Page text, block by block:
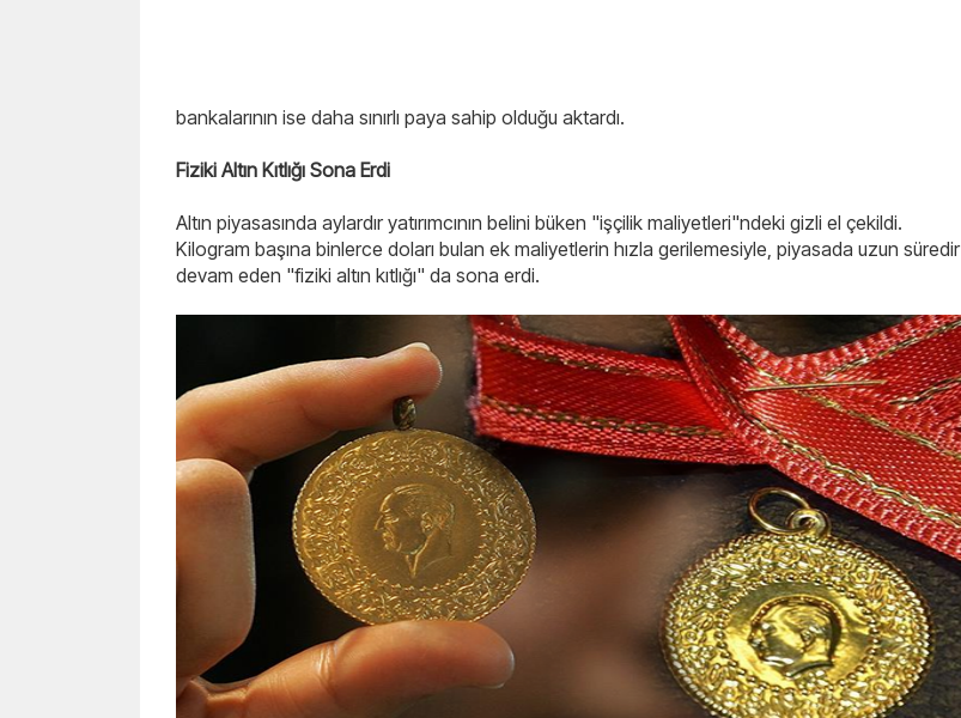
bankalarının ise daha sınırlı paya sahip olduğu aktardı.
Fiziki Altın Kıtlığı Sona Erdi
Altın piyasasında aylardır yatırımcının belini büken "işçilik maliyetleri"ndeki gizli el çekildi.
Kilogram başına binlerce doları bulan ek maliyetlerin hızla gerilemesiyle, piyasada uzun süredir
devam eden "fiziki altın kıtlığı" da sona erdi.